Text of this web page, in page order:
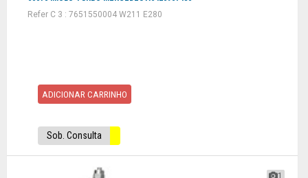
Refer C 3 : 7651550004 W211 E280
ADICIONAR CARRINHO
Sob. Consulta
1